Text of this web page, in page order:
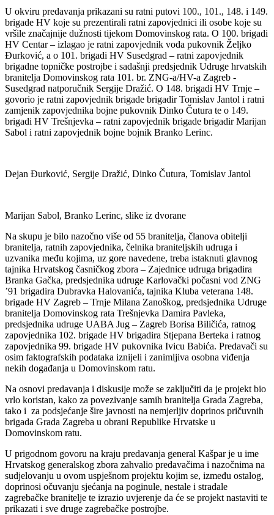
U okviru predavanja prikazani su ratni putovi 100., 101., 148. i 149.
brigade HV koje su prezentirali ratni zapovjednici ili osobe koje su
vršile značajnije dužnosti tijekom Domovinskog rata. O 100. brigadi
HV Centar – izlagao je ratni zapovjednik voda pukovnik Željko
Đurković, a o 101. brigadi HV Susedgrad – ratni zapovjednik
brigadne topničke postrojbe i sadašnji predsjednik Udruge hrvatskih
branitelja Domovinskog rata 101. br. ZNG-a/HV-a Zagreb -
Susedgrad natporučnik Sergije Dražić. O 148. brigadi HV Trnje –
govorio je ratni zapovjednik brigade brigadir Tomislav Jantol i ratni
zamjenik zapovjednika bojne pukovnik Dinko Čutura te o 149.
brigadi HV Trešnjevka – ratni zapovjednik brigade brigadir Marijan
Sabol i ratni zapovjednik bojne bojnik Branko Lerinc.
Dejan Đurković, Sergije Dražić, Dinko Čutura, Tomislav Jantol
Marijan Sabol, Branko Lerinc, slike iz dvorane
Na skupu je bilo nazočno više od 55 branitelja, članova obitelji
branitelja, ratnih zapovjednika, čelnika braniteljskih udruga i
uzvanika među kojima, uz gore navedene, treba istaknuti glavnog
tajnika Hrvatskog časničkog zbora – Zajednice udruga brigadira
Branka Gačka, predsjednika udruge Karlovački počasni vod ZNG
’91 brigadira Dubravka Halovanića, tajnika Kluba veterana 148.
brigade HV Zagreb – Trnje Milana Zanoškog, predsjednika Udruge
branitelja Domovinskog rata Trešnjevka Damira Pavleka,
predsjednika udruge UABA Jug – Zagreb Borisa Biličića, ratnog
zapovjednika 102. brigade HV brigadira Stjepana Berteka i ratnog
zapovjednika 99. brigade HV pukovnika Ivicu Babića. Predavači su
osim faktografskih podataka iznijeli i zanimljiva osobna viđenja
nekih događanja u Domovinskom ratu.
Na osnovi predavanja i diskusije može se zaključiti da je projekt bio
vrlo koristan, kako za povezivanje samih branitelja Grada Zagreba,
tako i za podsjećanje šire javnosti na nemjerljiv doprinos pričuvnih
brigada Grada Zagreba u obrani Republike Hrvatske u
Domovinskom ratu.
U prigodnom govoru na kraju predavanja general Kašpar je u ime
Hrvatskog generalskog zbora zahvalio predavačima i nazočnima na
sudjelovanju u ovom uspješnom projektu kojim se, između ostalog,
doprinosi očuvanju sjećanja na poginule, nestale i stradale
zagrebačke branitelje te izrazio uvjerenje da će se projekt nastaviti te
prikazati i sve druge zagrebačke postrojbe.